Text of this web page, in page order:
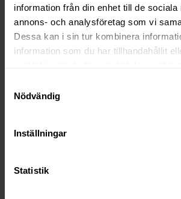
information från din enhet till de sociala
annons- och analysföretag som vi
Dessa kan i sin tur kombinera
information som du har tillhandahållit
Nödvändig
Inställningar
Statistik